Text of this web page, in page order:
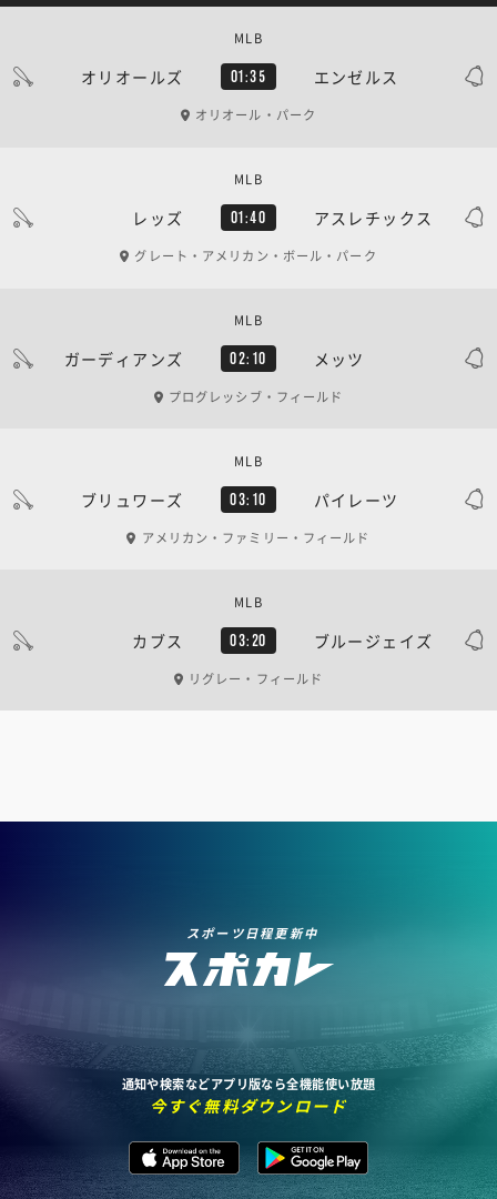
オリオールズ 01:35 エンゼルス
MLB
オリオール・パーク
レッズ 01:40 アスレチックス
MLB
グレート・アメリカン・ボール・パーク
ガーディアンズ 02:10 メッツ
MLB
プログレッシブ・フィールド
ブリュワーズ 03:10 パイレーツ
MLB
アメリカン・ファミリー・フィールド
カブス 03:20 ブルージェイズ
MLB
リグレー・フィールド
スポーツ日程更新中
通知や検索などアプリ版なら全機能使い放題
今すぐ無料ダウンロード